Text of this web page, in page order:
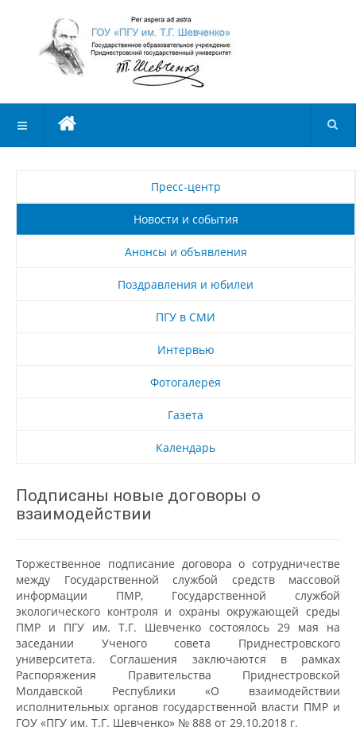
Пресс-центр
Новости и события
Анонсы и объявления
Поздравления и юбилеи
ПГУ в СМИ
Интервью
Фотогалерея
Газета
Календарь
Подписаны новые договоры о
взаимодействии
Торжественное подписание договора о сотрудничестве
между Государственной службой средств массовой
информации ПМР, Государственной службой
экологического контроля и охраны окружающей среды
ПМР и ПГУ им. Т.Г. Шевченко состоялось 29 мая на
заседании Ученого совета Приднестровского
университета. Соглашения заключаются в рамках
Распоряжения Правительства Приднестровской
Молдавской Республики «О взаимодействии
исполнительных органов государственной власти ПМР и
ГОУ «ПГУ им. Т.Г. Шевченко» № 888 от 29.10.2018 г.